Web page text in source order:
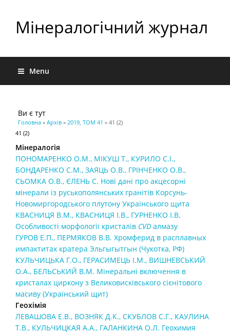
Мінералогічний журнал
Menu
Ви є тут
Головна » Архів » 2019, ТОМ 41 » 41 (2)
41 (2)
Мінералогія
ПОНОМАРЕНКО О.М., МІКУШ T., КУРИЛО С.І.,
БОНДАРЕНКО С.М., ЗАЯЦЬ О.В., ГРІНЧЕНКО О.В.,
СЬОМКА О.В., ЄЛЕНЬ С. Нові дані про акцесорні
мінерали із руськополянських гранітів Корсунь-
Новомиргородського плутону Українського щита
КВАСНИЦЯ В.М., КВАСНИЦЯ І.В., ГУРНЕНКО І.В.
Особливості морфології кристалів CVD алмазу
ГУРОВ Е.П., ПЕРМЯКОВ В.В. Хромферид в расплавных
импактитах кратера Эльгыгытгын (Чукотка, РФ)
КУЛЬЧИЦЬКА Г.О., ГЕРАСИМЕЦЬ І.М., ВИШНЕВСЬКИЙ
О.А., БЕЛЬСЬКИЙ В.М. Мінеральні включення в
кристалах циркону з Великовисківського сієнітового
масиву (Український щит)
Геохімія
ЛЕВАШОВА Е.В., ВОЗНЯК Д.К., СКУБЛОВ С.Г., КАУЛИНА
Т.В., КУЛЬЧИЦКАЯ A.A., ГАЛАНКИНА О.Л. Геохимия